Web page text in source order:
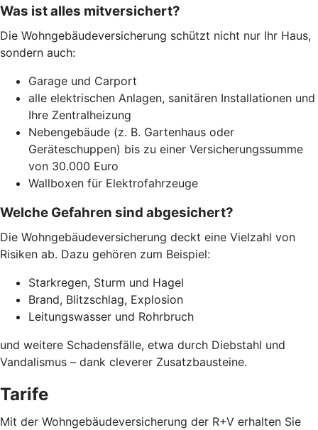
Was ist alles mitversichert?
Die Wohngebäudeversicherung schützt nicht nur Ihr Haus,
sondern auch:
Garage und Carport
alle elektrischen Anlagen, sanitären Installationen und
Ihre Zentralheizung
Nebengebäude (z. B. Gartenhaus oder
Geräteschuppen) bis zu einer Versicherungssumme
von 30.000 Euro
Wallboxen für Elektrofahrzeuge
Welche Gefahren sind abgesichert?
Die Wohngebäudeversicherung deckt eine Vielzahl von
Risiken ab. Dazu gehören zum Beispiel:
Starkregen, Sturm und Hagel
Brand, Blitzschlag, Explosion
Leitungswasser und Rohrbruch
und weitere Schadensfälle, etwa durch Diebstahl und
Vandalismus – dank cleverer Zusatzbausteine.
Tarife
Mit der Wohngebäudeversicherung der R+V erhalten Sie